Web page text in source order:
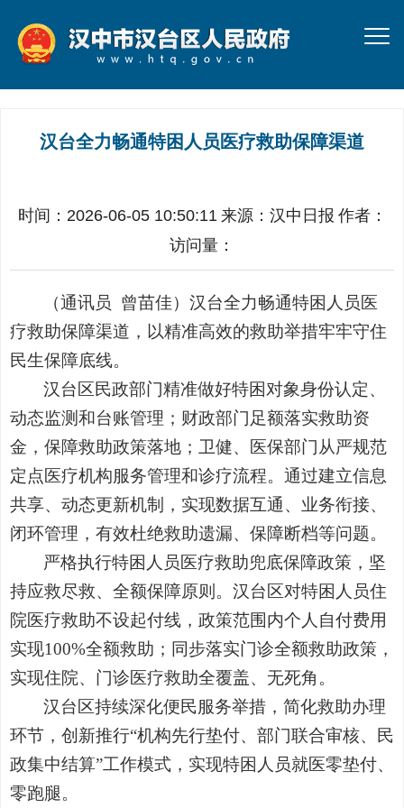
汉台全力畅通特困人员医疗救助保障渠道
时间：2026-06-05 10:50:11 来源： 汉中日报 作者：
访问量：
（通讯员 曾苗佳）汉台全力畅通特困人员医
疗救助保障渠道，以精准高效的救助举措牢牢守住
民生保障底线。
汉台区民政部门精准做好特困对象身份认定、
动态监测和台账管理；财政部门足额落实救助资
金，保障救助政策落地；卫健、医保部门从严规范
定点医疗机构服务管理和诊疗流程。通过建立信息
共享、动态更新机制，实现数据互通、业务衔接、
闭环管理，有效杜绝救助遗漏、保障断档等问题。
严格执行特困人员医疗救助兜底保障政策，坚
持应救尽救、全额保障原则。汉台区对特困人员住
院医疗救助不设起付线，政策范围内个人自付费用
实现100%全额救助；同步落实门诊全额救助政策，
实现住院、门诊医疗救助全覆盖、无死角。
汉台区持续深化便民服务举措，简化救助办理
环节，创新推行“机构先行垫付、部门联合审核、民
政集中结算”工作模式，实现特困人员就医零垫付、
零跑腿。